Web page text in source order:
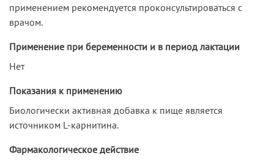
применением рекомендуется проконсультироваться с
врачом.
Применение при беременности и в период лактации
Нет
Показания к применению
Биологически активная добавка к пище является
источником L-карнитина.
Фармакологическое действие